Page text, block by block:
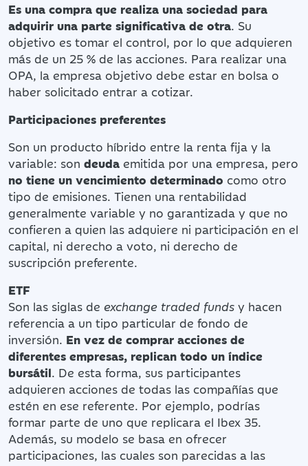
Es una compra que realiza una sociedad para
adquirir una parte significativa de otra. Su
objetivo es tomar el control, por lo que adquieren
más de un 25 % de las acciones. Para realizar una
OPA, la empresa objetivo debe estar en bolsa o
haber solicitado entrar a cotizar.
Participaciones preferentes
Son un producto híbrido entre la renta fija y la
variable: son deuda emitida por una empresa, pero
no tiene un vencimiento determinado como otro
tipo de emisiones. Tienen una rentabilidad
generalmente variable y no garantizada y que no
confieren a quien las adquiere ni participación en el
capital, ni derecho a voto, ni derecho de
suscripción preferente.
ETF
Son las siglas de exchange traded funds y hacen
referencia a un tipo particular de fondo de
inversión. En vez de comprar acciones de
diferentes empresas, replican todo un índice
bursátil. De esta forma, sus participantes
adquieren acciones de todas las compañías que
estén en ese referente. Por ejemplo, podrías
formar parte de uno que replicara el Ibex 35.
Además, su modelo se basa en ofrecer
participaciones, las cuales son parecidas a las